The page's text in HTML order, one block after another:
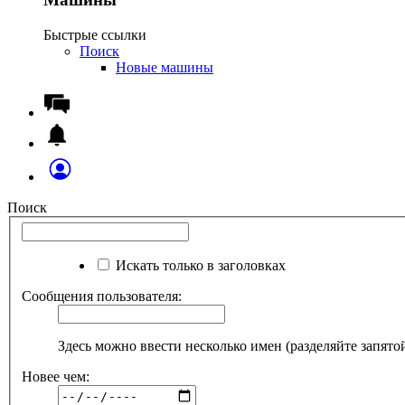
Быстрые ссылки
Поиск
Новые машины
Поиск
Искать только в заголовках
Сообщения пользователя:
Здесь можно ввести несколько имен (разделяйте
Новее чем: